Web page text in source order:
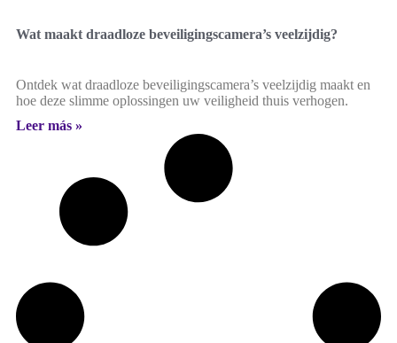
Wat maakt draadloze beveiligingscamera’s veelzijdig?
Ontdek wat draadloze beveiligingscamera’s veelzijdig maakt en
hoe deze slimme oplossingen uw veiligheid thuis verhogen.
Leer más »